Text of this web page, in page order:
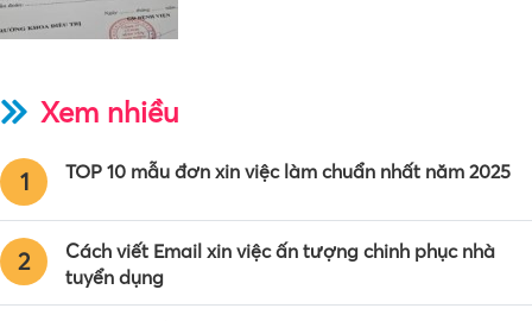
Xem nhiều
1 TOP 10 mẫu đơn xin việc làm chuẩn nhất năm 2025
2
Cách viết Email xin việc ấn tượng chinh phục nhà
tuyển dụng